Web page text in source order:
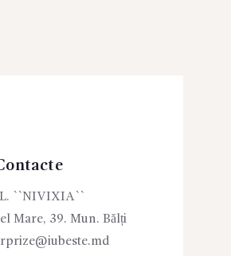
``NIVIXIA``
Mare, 39. Mun. Bălți